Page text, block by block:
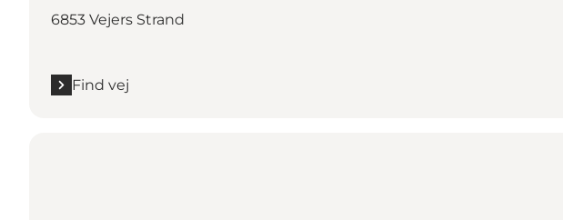
6853 Vejers Strand
Find vej